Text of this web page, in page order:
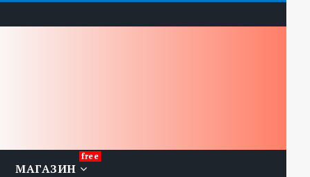
МАГАЗИН